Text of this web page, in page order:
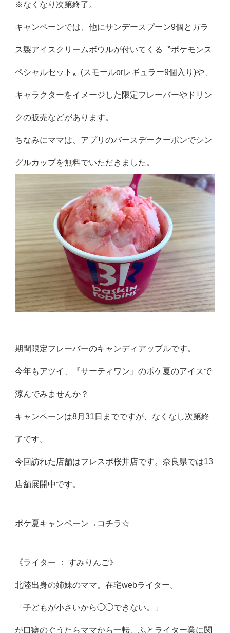
※なくなり次第終了。
キャンペーンでは、他にサンデースプーン9個とガラ
ス製アイスクリームボウルが付いてくる〝ポケモンス
ペシャルセット〟(スモールorレギュラー9個入り)や、
キャラクターをイメージした限定フレーバーやドリン
クの販売などがあります。
ちなみにママは、アプリのバースデークーポンでシン
グルカップを無料でいただきました。
期間限定フレーバーのキャンディアップルです。
今年もアツイ、『サーティワン』のポケ夏のアイスで
涼んでみませんか？
キャンペーンは8月31日までですが、なくなし次第終
了です。
今回訪れた店舗はフレスポ桜井店です。奈良県では13
店舗展開中です。
ポケ夏キャンペーン→ コチラ☆
《ライター ： すみりんご》
北陸出身の姉妹のママ。在宅webライター。
「子どもが小さいから◯◯できない。」
が口癖のぐうたらママから一転、ふとライター業に関